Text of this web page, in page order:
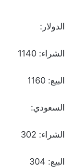
الدولار:
الشراء: 1140
البيع: 1160
السعودي:
الشراء: 302
البيع: 304